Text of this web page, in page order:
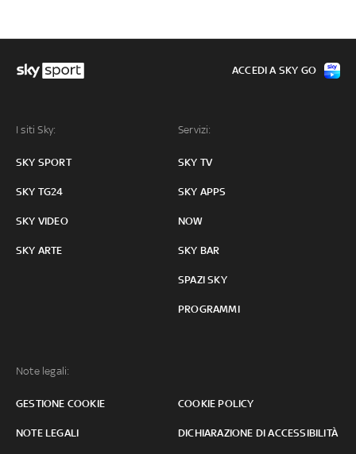
I siti Sky:
SKY SPORT
SKY TG24
SKY VIDEO
SKY ARTE
Servizi:
SKY TV
SKY APPS
NOW
SKY BAR
SPAZI SKY
PROGRAMMI
Note legali:
GESTIONE COOKIE COOKIE POLICY
NOTE LEGALI DICHIARAZIONE DI ACCESSIBILITÀ
ACCEDI A SKY GO